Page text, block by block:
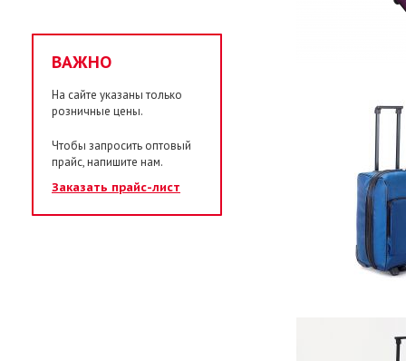
ВАЖНО
На сайте указаны только
розничные цены.
Чтобы запросить оптовый
прайс, напишите нам.
Заказать прайс-лист